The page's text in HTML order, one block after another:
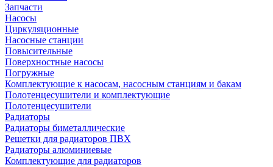
Запчасти
Насосы
Циркуляционные
Насосные станции
Повысительные
Поверхностные насосы
Погружные
Комплектующие к насосам, насосным станциям и бакам
Полотенцесушители и комплектующие
Полотенцесушители
Радиаторы
Радиаторы биметаллические
Решетки для радиаторов ПВХ
Радиаторы алюминиевые
Комплектующие для радиаторов